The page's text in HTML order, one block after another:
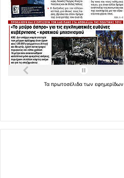
Τα πρωτοσέλιδα των εφημερίδων